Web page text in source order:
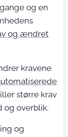
og en
og ændret
kravene
større krav
og overblik.
og